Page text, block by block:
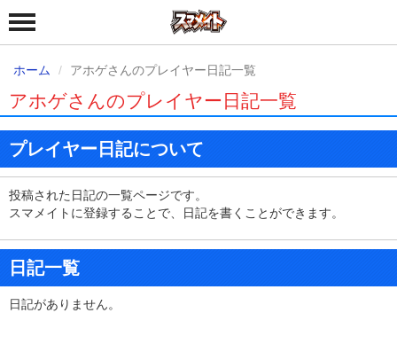
ホーム アホゲさんのプレイヤー日記一覧
アホゲさんのプレイヤー日記一覧
プレイヤー日記について
投稿された日記の一覧ページです。
スマメイトに登録することで、日記を書くことができます。
日記一覧
日記がありません。